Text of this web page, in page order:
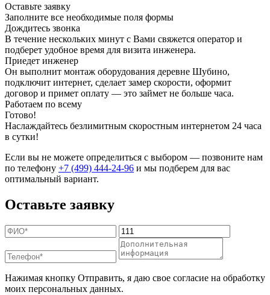
Оставьте заявку
Заполните все необходимые поля формы
Дождитесь звонка
В течение нескольких минут с Вами свяжется оператор и
подберет удобное время для визита инженера.
Приедет инженер
Он выполнит монтаж оборудования деревне Шубино,
подключит интернет, сделает замер скорости, оформит
договор и примет оплату — это займет не больше часа.
Работаем по всему
Готово!
Наслаждайтесь безлимитным скоростным интернетом 24 часа
в сутки!
Если вы не можете определиться с выбором — позвоните нам
по телефону +7 (499) 444-24-96 и мы подберем для вас
оптимальный вариант.
Оставьте заявку
Нажимая кнопку Отправить, я даю свое согласие на обработку
моих персональных данных.